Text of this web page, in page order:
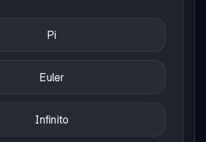
Pi
Euler
Infinito